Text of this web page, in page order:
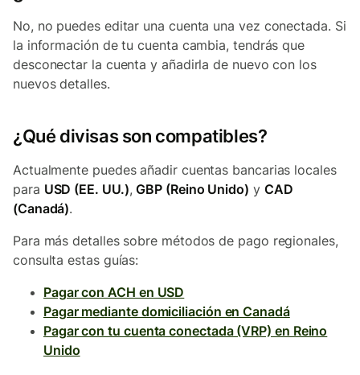
No, no puedes editar una cuenta una vez conectada. Si
la información de tu cuenta cambia, tendrás que
desconectar la cuenta y añadirla de nuevo con los
nuevos detalles.
¿Qué divisas son compatibles?
Actualmente puedes añadir cuentas bancarias locales
para USD (EE. UU.),GBP (Reino Unido) y CAD
(Canadá).
Para más detalles sobre métodos de pago regionales,
consulta estas guías:
Pagar con ACH en USD
Pagar mediante domiciliación en Canadá
Pagar con tu cuenta conectada (VRP) en Reino
Unido